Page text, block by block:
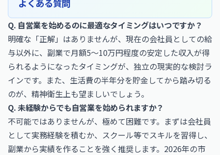
よくある質問
Q. 自営業を始めるのに最適なタイミングはいつですか？
明確な「正解」はありませんが、現在の会社員としての給
与以外に、副業で月額5〜10万円程度の安定した収入が得
られるようになったタイミングが、独立の現実的な検討ラ
インです。また、生活費の半年分を貯金してから踏み切る
のが、精神衛生上も望ましいでしょう。
Q. 未経験からでも自営業を始められますか？
不可能ではありませんが、極めて困難です。まずは会社員
として実務経験を積むか、スクール等でスキルを習得し、
副業から実績を作ることを強く推奨します。2026年の市